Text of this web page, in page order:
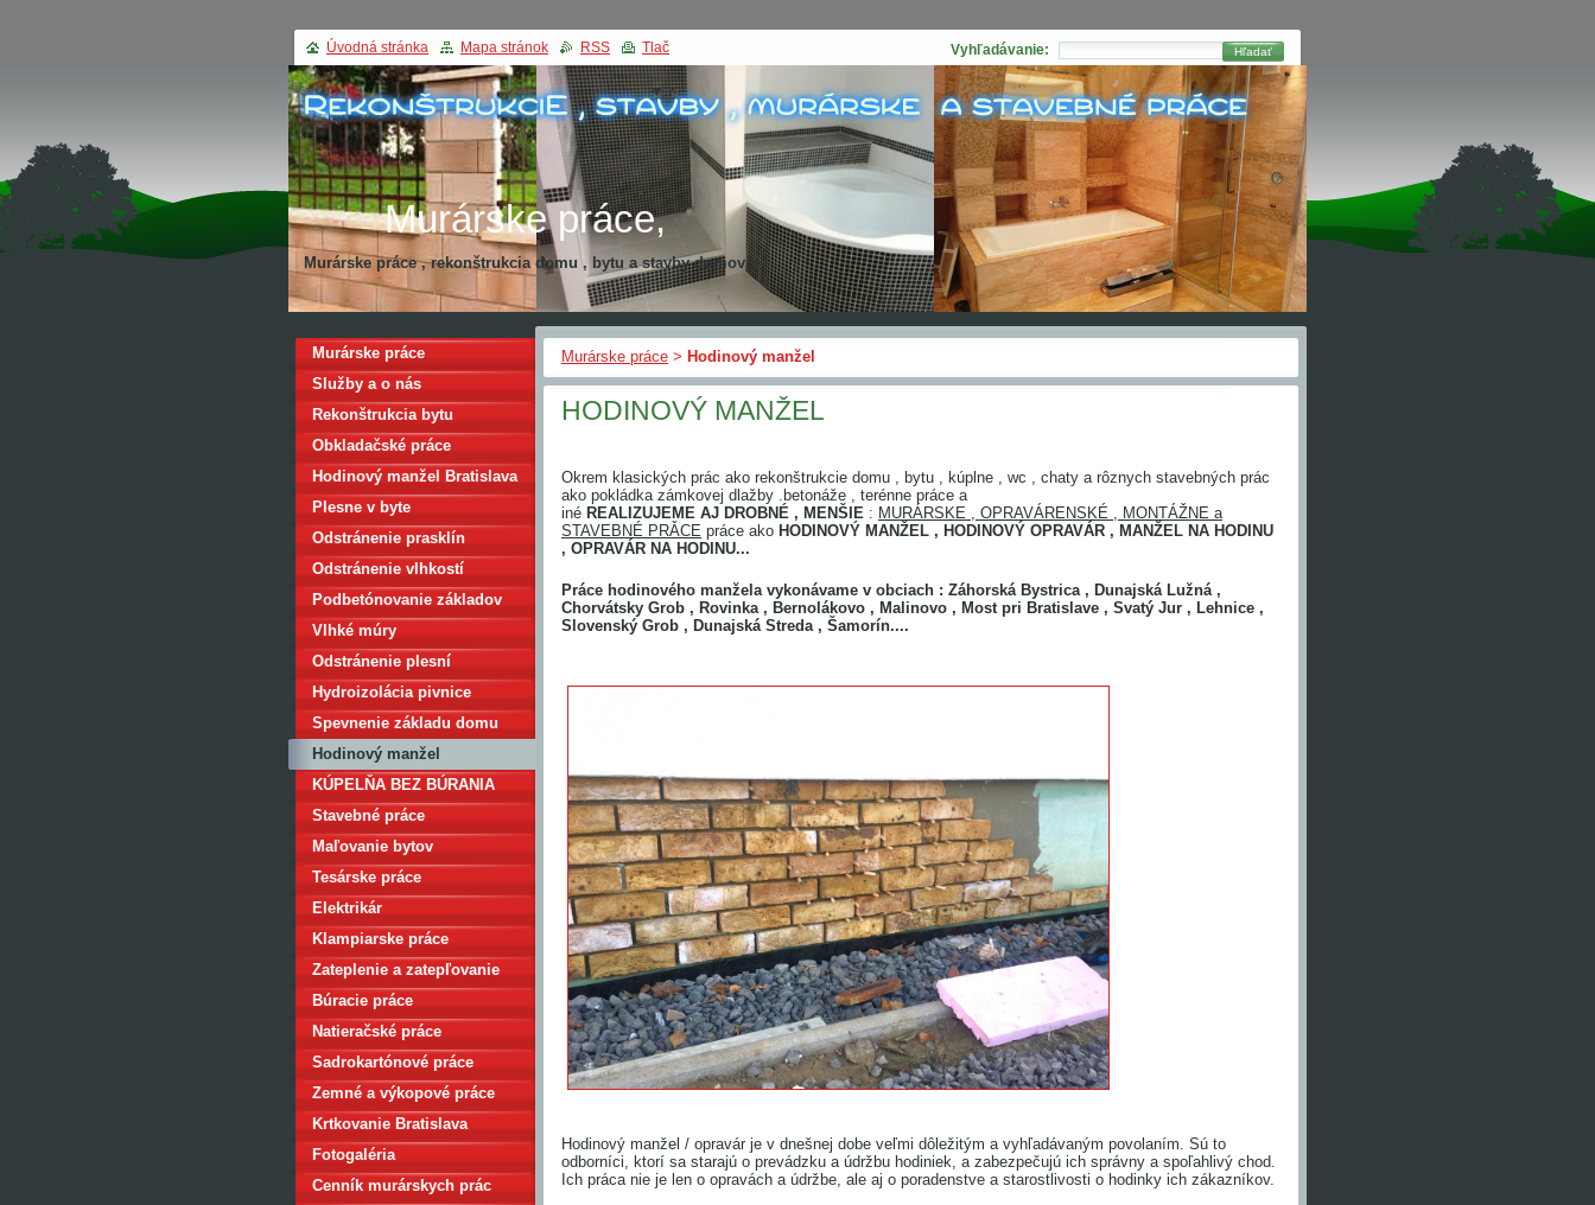
Murárske práce,
Rekonštrukcia domu
Murárske práce , rekonštrukcia domu , bytu a stavby domov
Murárske práce > Hodinový manžel
HODINOVÝ MANŽEL
Okrem klasických prác ako rekonštrukcie domu , bytu , kúplne , wc , chaty a rôznych stavebných prác
ako pokládka zámkovej dlažby .betonáže , terénne práce a
iné REALIZUJEME AJ DROBNÉ , MENŠIE : MURÁRSKE , OPRAVÁRENSKÉ , MONTÁŽNE a
STAVEBNÉ PRǍCE práce ako HODINOVÝ MANŽEL , HODINOVÝ OPRAVÁR , MANŽEL NA HODINU
, OPRAVÁR NA HODINU...
Práce hodinového manžela vykonávame v obciach : Záhorská Bystrica , Dunajská Lužná ,
Chorvátsky Grob , Rovinka , Bernolákovo , Malinovo , Most pri Bratislave , Svatý Jur , Lehnice ,
Slovenský Grob , Dunajská Streda , Šamorín....
Hodinový manžel / opravár je v dnešnej dobe veľmi dôležitým a vyhľadávaným povolaním. Sú to
odborníci, ktorí sa starajú o prevádzku a údržbu hodiniek, a zabezpečujú ich správny a spoľahlivý chod.
Ich práca nie je len o opravách a údržbe, ale aj o poradenstve a starostlivosti o hodinky ich zákazníkov.
Murárske práce
Služby a o nás
Rekonštrukcia bytu
Obkladačské práce
Hodinový manžel Bratislava
Plesne v byte
Odstránenie prasklín
Odstránenie vlhkostí
Podbetónovanie základov
Vlhké múry
Odstránenie plesní
Hydroizolácia pivnice
Spevnenie základu domu
Hodinový manžel
KÚPELŇA BEZ BÚRANIA
Stavebné práce
Maľovanie bytov
Tesárske práce
Elektrikár
Klampiarske práce
Zateplenie a zatepľovanie
Búracie práce
Natieračské práce
Sadrokartónové práce
Zemné a výkopové práce
Krtkovanie Bratislava
Fotogaléria
Cenník murárskych prác
Úvodná stránka Mapa stránok RSS Tlač Vyhľadávanie: Hľadať